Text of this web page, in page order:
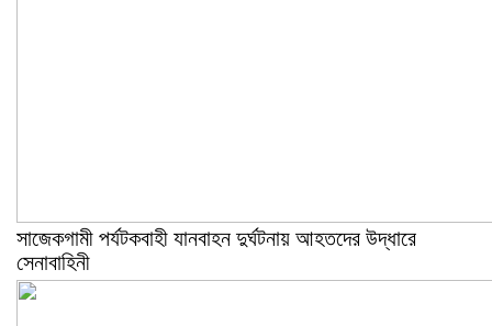
সাজেকগামী পর্যটকবাহী যানবাহন দুর্ঘটনায় আহতদের উদ্ধারে
সেনাবাহিনী